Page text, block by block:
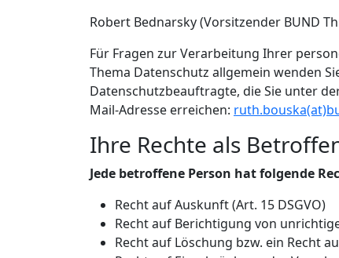
Robert Bednarsky (Vorsitzender BUND
Für Fragen zur Verarbeitung Ihrer
Thema Datenschutz allgemein wenden
Datenschutzbeauftragte, die Sie unter
Mail-Adresse erreichen:
Ihre Rechte als
Jede betroffene Person hat folgende
Recht auf Auskunft (Art. 15 DSGVO)
Recht auf Berichtigung von
Recht auf Löschung bzw. ein Recht